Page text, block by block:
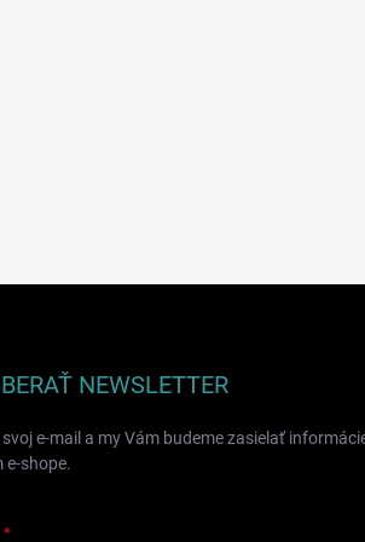
NEWSLETTER
e-mail a my Vám budeme zasielať
e-shope.